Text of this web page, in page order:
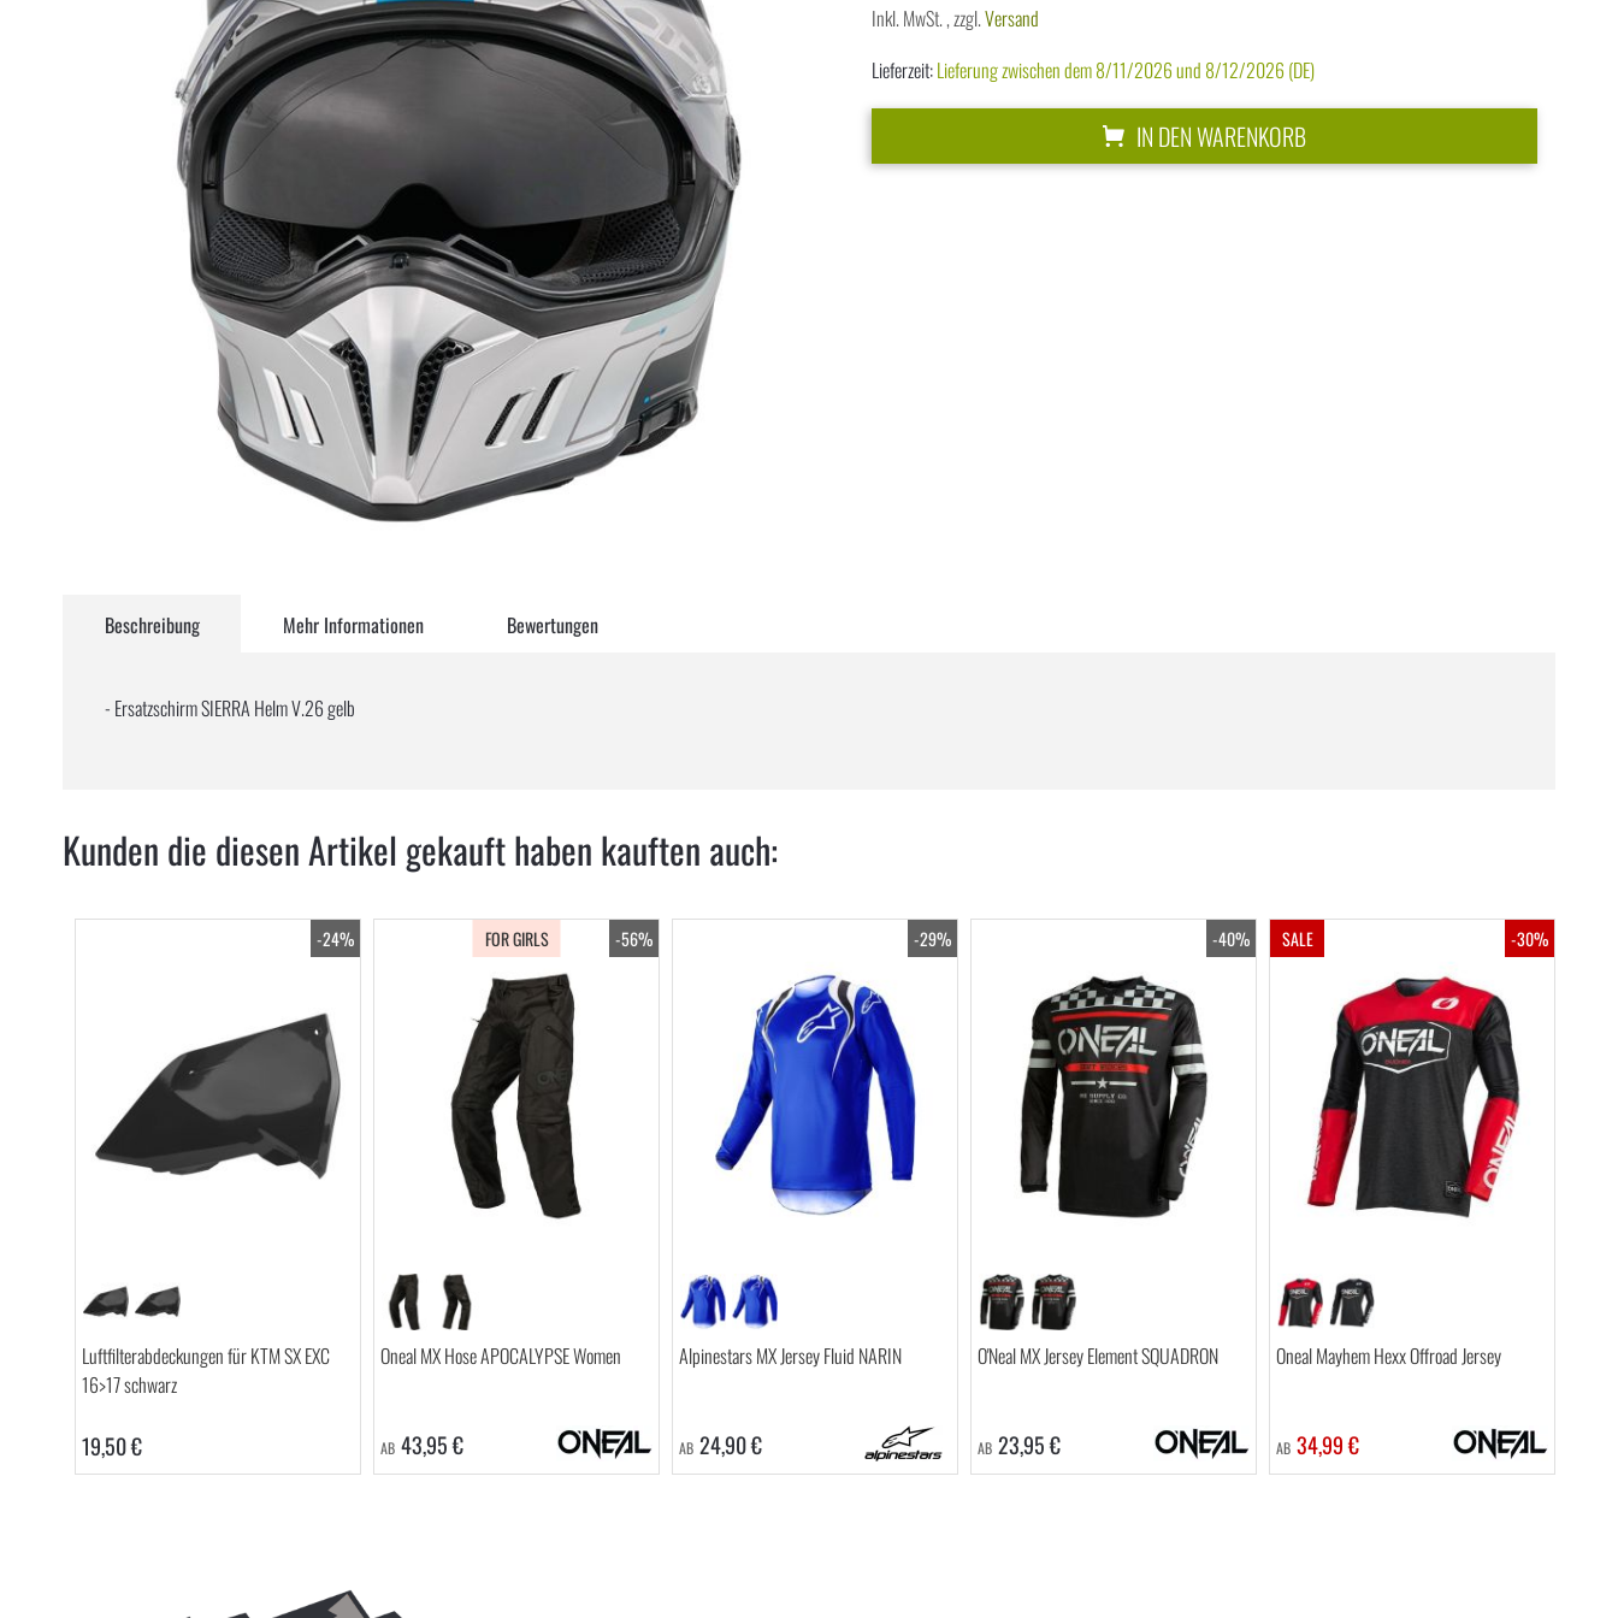
Inkl. MwSt.,zzgl.Versand
Lieferzeit:Lieferung zwischen dem 8/11/2026 und 8/12/2026 (DE)
IN DEN WARENKORB
Beschreibung
- Ersatzschirm SIERRA Helm V.26 gelb
Mehr Informationen Bewertungen
Kunden die diesen Artikel gekauft haben kauften auch:
-24%
Luftfilterabdeckungen für KTM SX EXC
16>17 schwarz
19,50 €
-56%
FOR GIRLS
Oneal MX Hose APOCALYPSE Women
AB 43,95 €
-29%
Alpinestars MX Jersey Fluid NARIN
AB 24,90 €
-40%
O'Neal MX Jersey Element SQUADRON
AB 23,95 €
SALE -30%
Oneal Mayhem Hexx Offroad Jersey
AB 34,99 €